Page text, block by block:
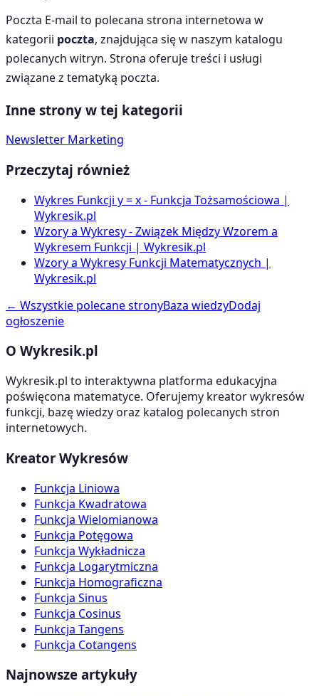
Poczta E-mail to polecana strona internetowa w
kategorii poczta, znajdująca się w naszym katalogu
polecanych witryn. Strona oferuje treści i usługi
związane z tematyką poczta.
Inne strony w tej kategorii
Newsletter Marketing
Przeczytaj również
Wykres Funkcji y = x - Funkcja Tożsamościowa |
Wykresik.pl
Wzory a Wykresy - Związek Między Wzorem a
Wykresem Funkcji | Wykresik.pl
Wzory a Wykresy Funkcji Matematycznych |
Wykresik.pl
← Wszystkie polecane stronyBaza wiedzyDodaj
ogłoszenie
O Wykresik.pl
Wykresik.pl to interaktywna platforma edukacyjna
poświęcona matematyce. Oferujemy kreator wykresów
funkcji, bazę wiedzy oraz katalog polecanych stron
internetowych.
Kreator Wykresów
Funkcja Liniowa
Funkcja Kwadratowa
Funkcja Wielomianowa
Funkcja Potęgowa
Funkcja Wykładnicza
Funkcja Logarytmiczna
Funkcja Homograficzna
Funkcja Sinus
Funkcja Cosinus
Funkcja Tangens
Funkcja Cotangens
Najnowsze artykuły